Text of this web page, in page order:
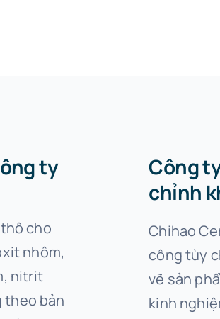
ty
cho
nhôm,
nitrit
theo bản
Công
chỉnh
Chihao
công tùy
vẽ sản
kinh